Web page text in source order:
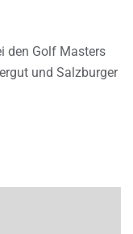
den Golf Masters
und Salzburger